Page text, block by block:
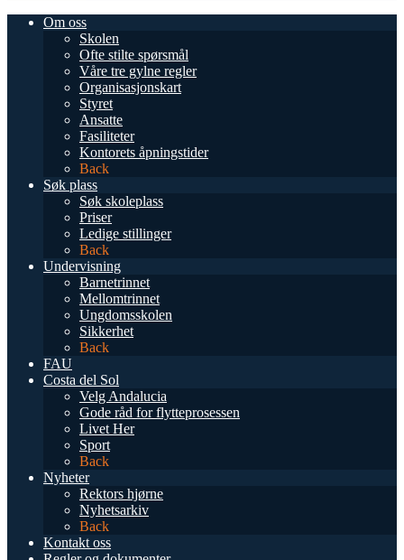
Om oss
Skolen
Ofte stilte spørsmål
Våre tre gylne regler
Organisasjonskart
Styret
Ansatte
Fasiliteter
Kontorets åpningstider
Back
Søk plass
Søk skoleplass
Priser
Ledige stillinger
Back
Undervisning
Barnetrinnet
Mellomtrinnet
Ungdomsskolen
Sikkerhet
Back
FAU
Costa del Sol
Velg Andalucia
Gode råd for flytteprosessen
Livet Her
Sport
Back
Nyheter
Rektors hjørne
Nyhetsarkiv
Back
Kontakt oss